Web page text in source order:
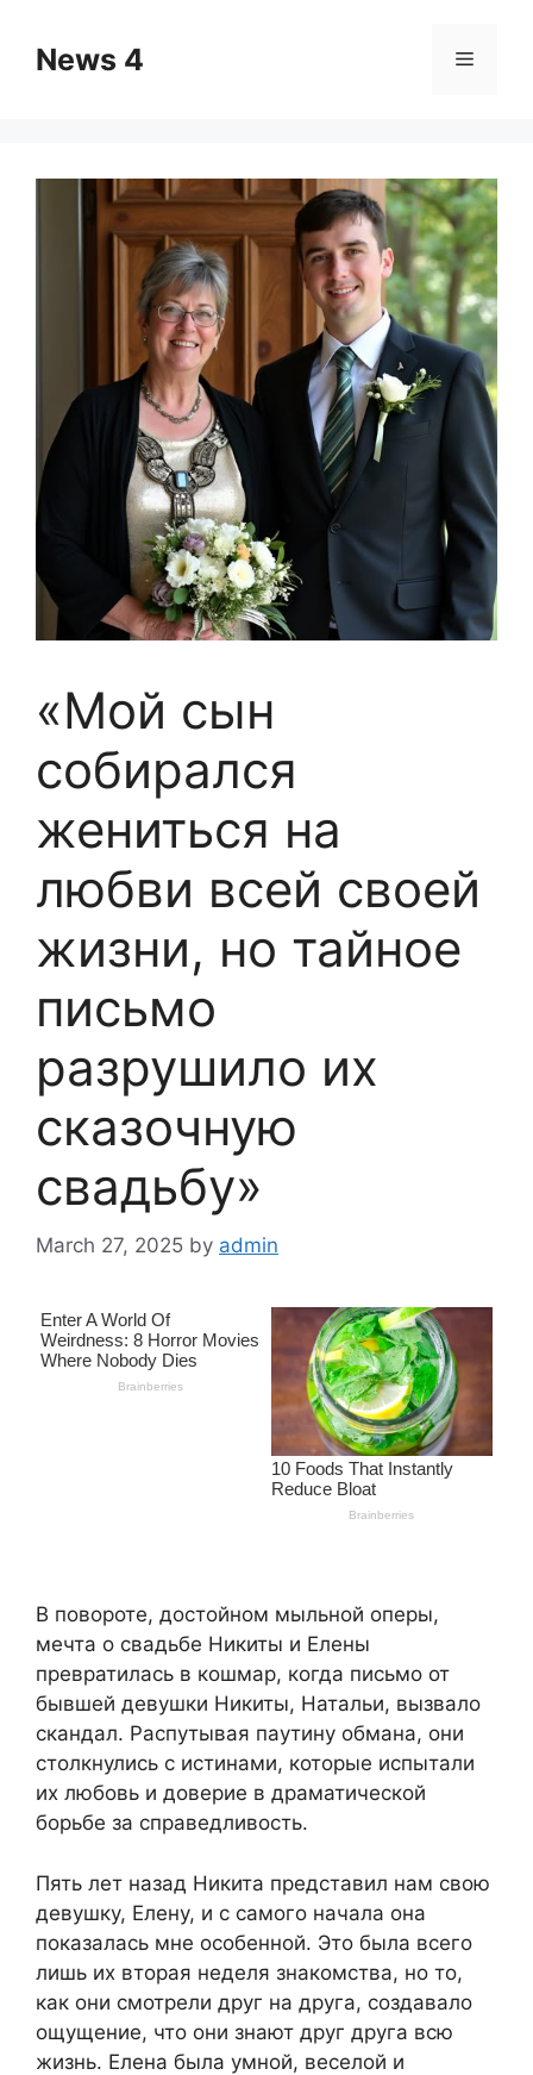
contentNews 4 Menu
«Мой сын
собирался
жениться на
любви всей своей
жизни, но тайное
письмо
разрушило их
сказочную
свадьбу»
March 27, 2025 by admin
В повороте, достойном мыльной оперы,
мечта о свадьбе Никиты и Елены
превратилась в кошмар, когда письмо от
бывшей девушки Никиты, Натальи, вызвало
скандал. Распутывая паутину обмана, они
столкнулись с истинами, которые испытали
их любовь и доверие в драматической
борьбе за справедливость.
Пять лет назад Никита представил нам свою
девушку, Елену, и с самого начала она
показалась мне особенной. Это была всего
лишь их вторая неделя знакомства, но то,
как они смотрели друг на друга, создавало
ощущение, что они знают друг друга всю
жизнь. Елена была умной, веселой и